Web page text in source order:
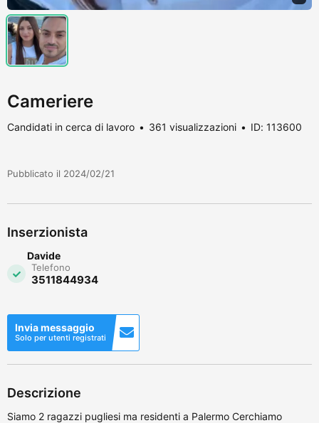
Cameriere
Candidati in cerca di lavoro 361 visualizzazioni ID: 113600
Pubblicato il 2024/02/21
Inserzionista
Davide
Telefono
3511844934
Invia messaggio
Solo per utenti registrati
Descrizione
Siamo 2 ragazzi pugliesi ma residenti a Palermo Cerchiamo